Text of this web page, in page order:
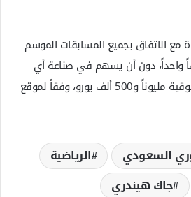
في 31 مباراة مع الاتفاق بجميع المسابقات الموسم
واحداً، دون أن يسهم في صناعة أي
يورو، وفقاً لموقع
السعودي
الرياضية
جاك هيندري